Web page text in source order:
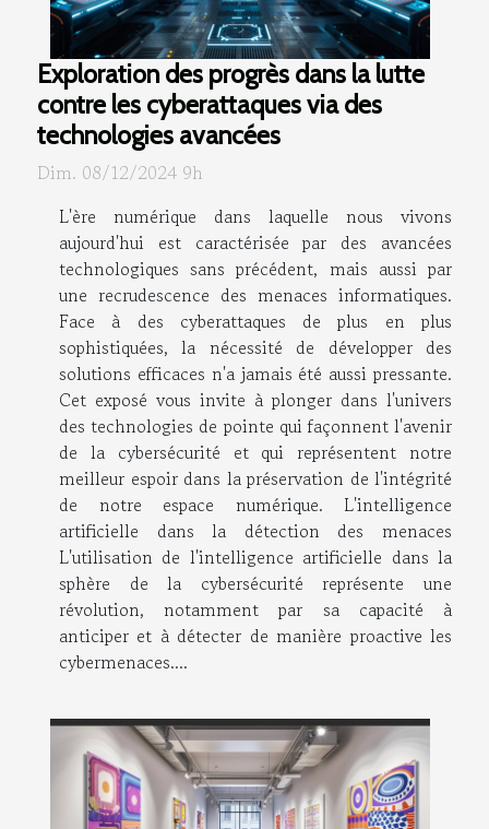
Exploration des progrès dans la lutte
contre les cyberattaques via des
technologies avancées
Dim. 08/12/2024 9h
L'ère numérique dans laquelle nous vivons
aujourd'hui est caractérisée par des avancées
technologiques sans précédent, mais aussi par
une recrudescence des menaces informatiques.
Face à des cyberattaques de plus en plus
sophistiquées, la nécessité de développer des
solutions efficaces n'a jamais été aussi pressante.
Cet exposé vous invite à plonger dans l'univers
des technologies de pointe qui façonnent l'avenir
de la cybersécurité et qui représentent notre
meilleur espoir dans la préservation de l'intégrité
de notre espace numérique. L'intelligence
artificielle dans la détection des menaces
L'utilisation de l'intelligence artificielle dans la
sphère de la cybersécurité représente une
révolution, notamment par sa capacité à
anticiper et à détecter de manière proactive les
cybermenaces....